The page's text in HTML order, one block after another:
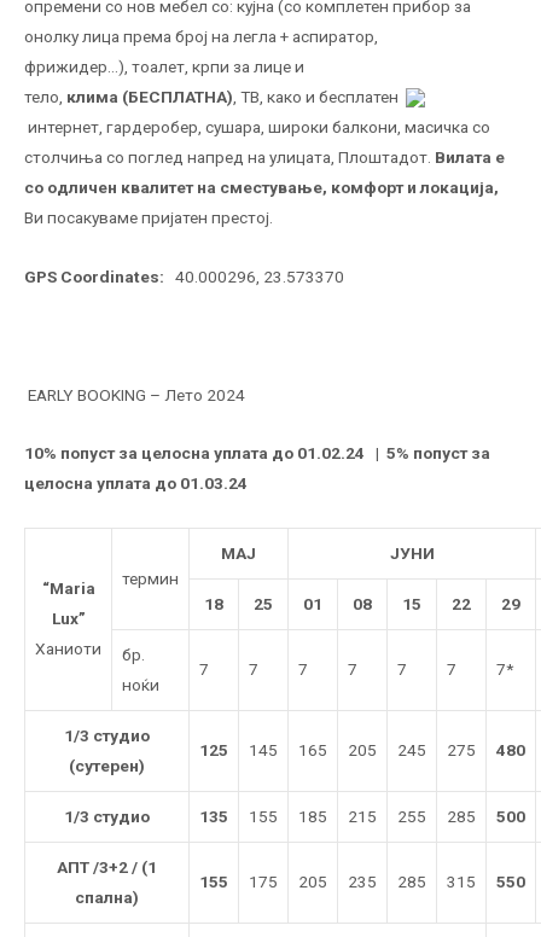
опремени со нов мебел со: кујна (со комплетен прибор за
онолку лица према број на легла + аспиратор,
фрижидер…), тоалет, крпи за лице и
тело, клима (БЕСПЛАТНА) , ТВ, како и бесплатен
интернет, гардеробер, сушара, широки балкони, масичка со
столчиња со поглед напред на улицата, Плоштадот. Вилата е
со одличен квалитет на сместување, комфорт и локација,
Ви посакуваме пријатен престој.
GPS Coordinates: 40.000296, 23.573370
EARLY BOOKING – Лето 2024
10% попуст за целосна уплата до 01.02.24 | 5% попуст за
целосна уплата до 01.03.24
“Maria
Lux”
Ханиоти
термин
МАЈ ЈУНИ
18 25 01 08 15 22 29
бр.
ноќи
7 7 7 7 7 7 7*
1/3 студио
(сутерен)
125 145 165 205 245 275 480
1/3 студио 135 155 185 215 255 285 500
АПТ /3+2 / (1
спална)
155 175 205 235 285 315 550